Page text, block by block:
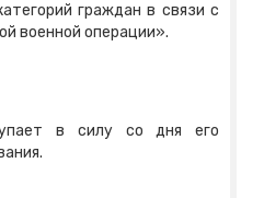
граждан в связи с
военной операции».
в силу со дня его